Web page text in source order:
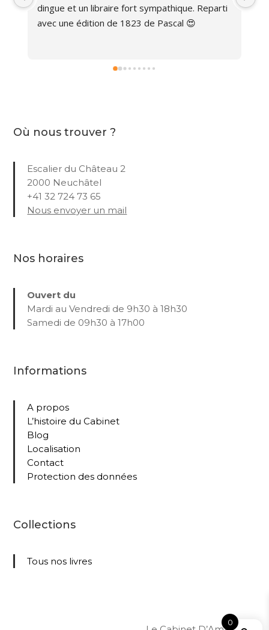
dingue et un libraire fort sympathique. Reparti
avec une édition de 1823 de Pascal 😍
Où nous trouver ?
Escalier du Château 2
2000 Neuchâtel
+41 32 724 73 65
Nous envoyer un mail
Nos horaires
Ouvert du
Mardi au Vendredi de 9h30 à 18h30
Samedi de 09h30 à 17h00
Informations
A propos
L’histoire du Cabinet
Blog
Localisation
Contact
Protection des données
Collections
Tous nos livres
0